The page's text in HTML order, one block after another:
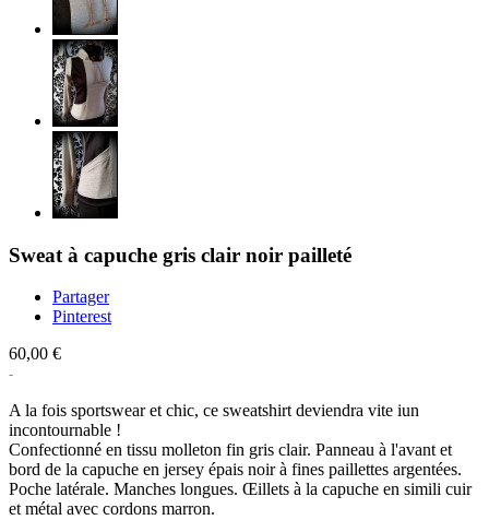
Sweat à capuche gris clair noir pailleté
Partager
Pinterest
60,00 €
A la fois sportswear et chic, ce sweatshirt deviendra vite iun
incontournable !
Confectionné en tissu molleton fin gris clair. Panneau à l'avant et
bord de la capuche en jersey épais noir à fines paillettes argentées.
Poche latérale. Manches longues. Œillets à la capuche en simili cuir
et métal avec cordons marron.